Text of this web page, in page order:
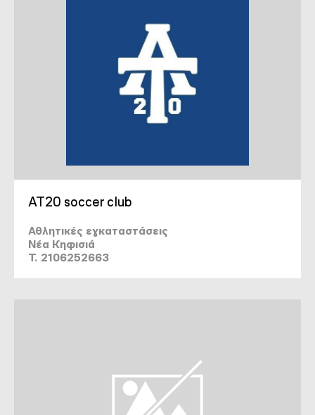
AT20 soccer club
Αθλητικές εγκαταστάσεις
Νέα Κηφισιά
T. 2106252663